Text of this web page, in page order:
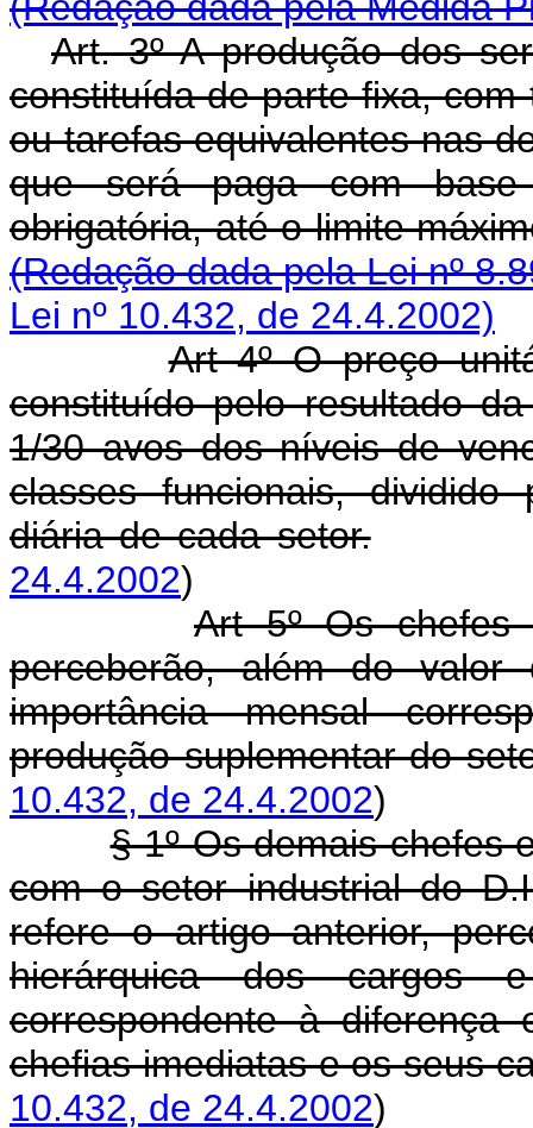
Art. 3º A produção dos
constituída de parte fixa,
ou tarefas equivalentes nas
que será paga com
obrigatória, até o limite
(Redação dada pela Lei nº
Lei nº 10.432, de 24.4.2002)
Art 4º O preço
constituído pelo resultado
1/30 avos dos níveis de
classes funcionais,
diária de cada setor.
24.4.2002)
Art 5º Os chefes
perceberão, além do valor
importância mensal
produção suplementar do
10.432, de 24.4.2002)
§ 1º Os demais chefes
com o setor industrial do
refere o artigo anterior,
hierárquica dos cargos
correspondente à
chefias imediatas e os seus
10.432, de 24.4.2002)